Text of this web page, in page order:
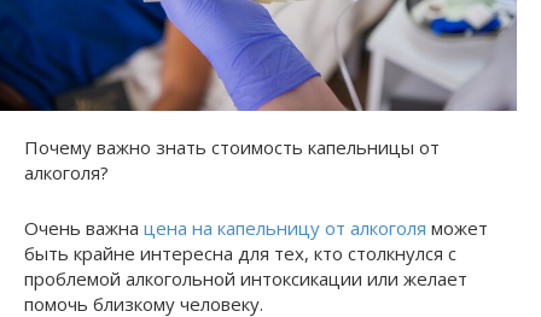
Почему важно знать стоимость капельницы от
алкоголя?
Очень важна цена на капельницу от алкоголя может
быть крайне интересна для тех, кто столкнулся с
проблемой алкогольной интоксикации или желает
помочь близкому человеку.